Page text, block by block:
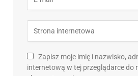
Zapisz moje imię i nazwisko,
internetową w tej przeglądarce do